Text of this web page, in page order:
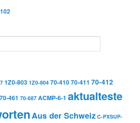
1Z0-803 1Z0-804 70-41070-411 70-412
70-461 70-687 ACMP-6-1 aktualteste
Aus der Schweiz C-PXSUP-